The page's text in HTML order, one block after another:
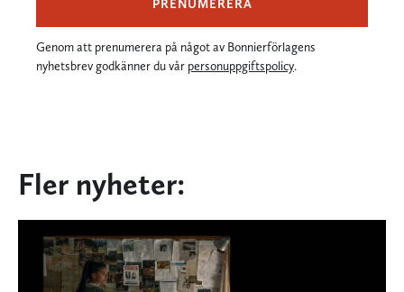
PRENUMERERA
Genom att prenumerera på något av Bonnierförlagens
nyhetsbrev godkänner du vår personuppgiftspolicy.
Fler nyheter: